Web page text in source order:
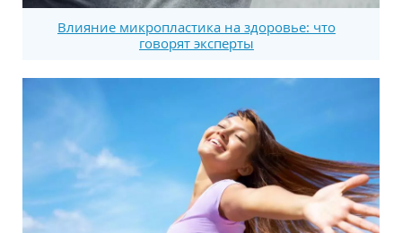
Влияние микропластика на здоровье: что
говорят эксперты